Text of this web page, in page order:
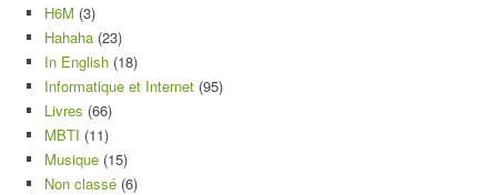
H6M (3)
Hahaha (23)
In English (18)
Informatique et Internet (95)
Livres (66)
MBTI (11)
Musique (15)
Non classé (6)